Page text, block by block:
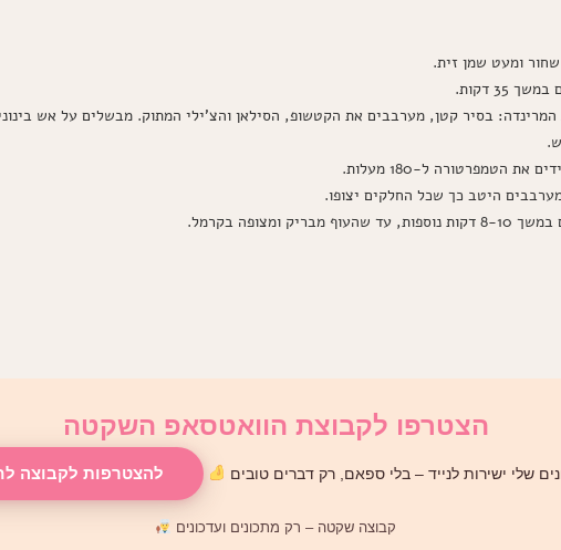
ומעט שמן זית.
דקות.
המרינדה: בסיר קטן, מערבבים את הקטשופ, הסילאן והצ'ילי המתוק. מבשלים על אש
הטמפרטורה ל-180 מעלות.
היטב כך שכל החלקים יצופו.
ומצופה בקרמל.
הצטרפו לקבוצת הוואטסאפ השקטה
שלי ישירות לנייד – בלי ספאם, רק דברים טובים להצטרפות לקבוצה
קבוצה שקטה – רק מתכונים ועדכונים